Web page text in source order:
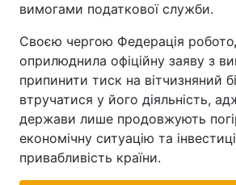
вимогами податкової служби.
Своєю чергою Федерація
оприлюднила офіційну заяву з
припинити тиск на вітчизняний
втручатися у його діяльність,
держави лише продовжують
економічну ситуацію та
привабливість країни.